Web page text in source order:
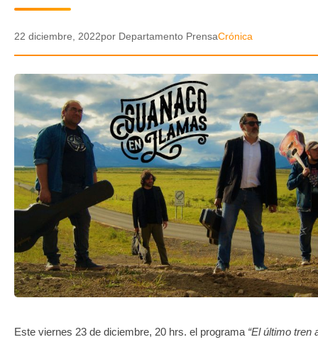
POLICIAL
AUDIOS
VIDEOS
GALERIA DE FOTOS
APP MÓVIL
TRANSPARENCIA
22 diciembre, 2022por Departamento PrensaCrónica
Este viernes 23 de diciembre, 20 hrs. el programa “El último tren